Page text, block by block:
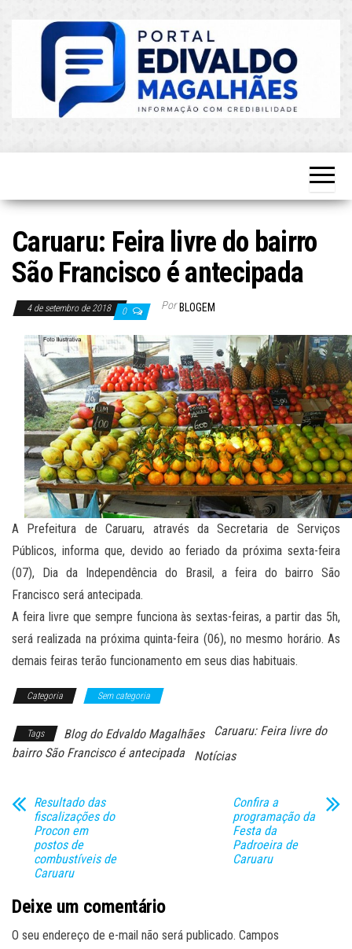
Atualizado!
Caruaru: Feira livre do bairro
São Francisco é antecipada
4 de setembro de 2018 0 Por BLOGEM
A Prefeitura de Caruaru, através da Secretaria de Serviços
Públicos, informa que, devido ao feriado da próxima sexta-feira
(07), Dia da Independência do Brasil, a feira do bairro São
Francisco será antecipada.
A feira livre que sempre funciona às sextas-feiras, a partir das 5h,
será realizada na próxima quinta-feira (06), no mesmo horário. As
demais feiras terão funcionamento em seus dias habituais.
Categoria Sem categoria
Tags Blog do Edvaldo Magalhães
Caruaru: Feira livre do
bairro São Francisco é antecipada
Notícias
Resultado das
fiscalizações do
Procon em
postos de
combustíveis de
Caruaru
Confira a
programação da
Festa da
Padroeira de
Caruaru
Deixe um comentário
O seu endereço de e-mail não será publicado. Campos